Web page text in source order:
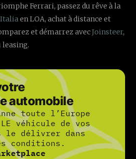
Ferrari, passez du rêve à la
Italiaen LOA, achat à distance et
et démarrez avecJoinsteer,
automobile
toute l’Europe
véhicule de vos
le délivrer dans
conditions.